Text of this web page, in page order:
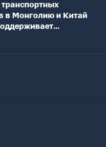
в Монголию и Китай
центр